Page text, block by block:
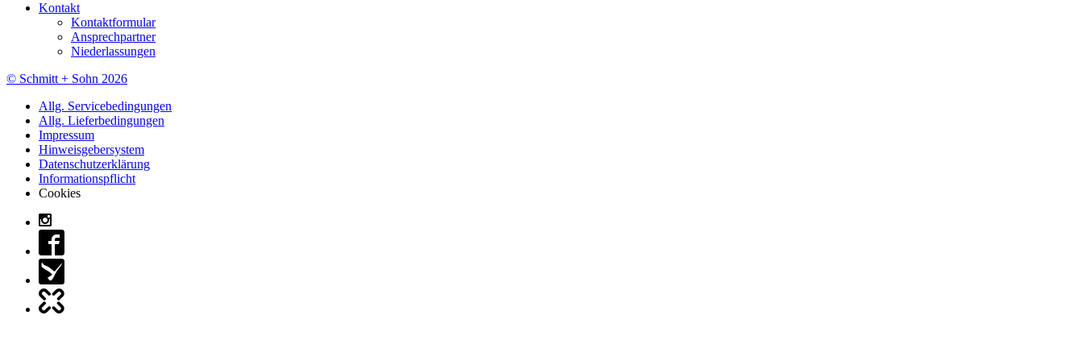
Kontakt
Kontaktformular
Ansprechpartner
Niederlassungen
© Schmitt + Sohn 2026
Allg. Servicebedingungen
Allg. Lieferbedingungen
Impressum
Hinweisgebersystem
Datenschutzerklärung
Informationspflicht
Cookies